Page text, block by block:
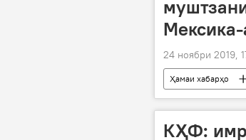
Мексика-
24 ноябри 2019,
Ҳамаи хабарҳо
Дар Тоҷикистон
КҲФ: